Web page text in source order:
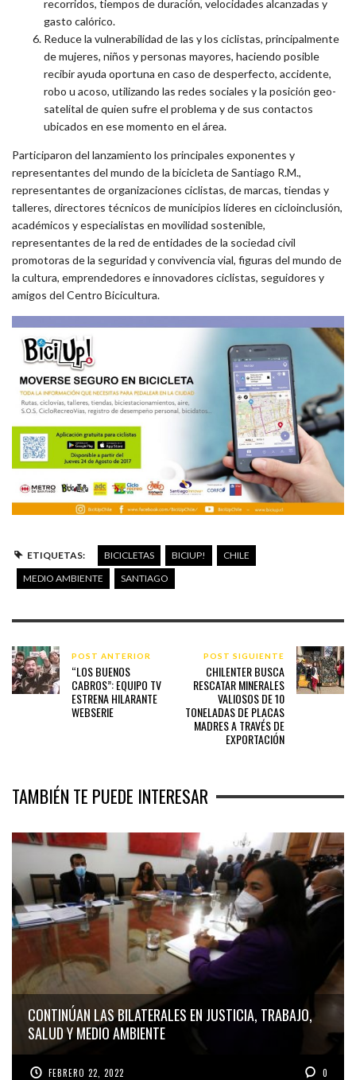
recorridos, tiempos de duración, velocidades alcanzadas y
gasto calórico.
Reduce la vulnerabilidad de las y los ciclistas, principalmente
de mujeres, niños y personas mayores, haciendo posible
recibir ayuda oportuna en caso de desperfecto, accidente,
robo u acoso, utilizando las redes sociales y la posición geo-
satelital de quien sufre el problema y de sus contactos
ubicados en ese momento en el área.
Participaron del lanzamiento los principales exponentes y
representantes del mundo de la bicicleta de Santiago R.M.,
representantes de organizaciones ciclistas, de marcas, tiendas y
talleres, directores técnicos de municipios líderes en cicloinclusión,
académicos y especialistas en movilidad sostenible,
representantes de la red de entidades de la sociedad civil
promotoras de la seguridad y convivencia vial, figuras del mundo de
la cultura, emprendedores e innovadores ciclistas, seguidores y
amigos del Centro Bicicultura.
ETIQUETAS: BICICLETAS BICIUP!
CHILE
MEDIO AMBIENTE
SANTIAGO
POST ANTERIOR
“LOS BUENOS
CABROS”: EQUIPO TV
ESTRENA HILARANTE
WEBSERIE
POST SIGUIENTE
CHILENTER BUSCA
RESCATAR MINERALES
VALIOSOS DE 10
TONELADAS DE PLACAS
MADRES A TRAVÉS DE
EXPORTACIÓN
TAMBIÉN TE PUEDE INTERESAR
CONTINÚAN LAS BILATERALES EN JUSTICIA, TRABAJO,
SALUD Y MEDIO AMBIENTE
FEBRERO 22, 2022 0